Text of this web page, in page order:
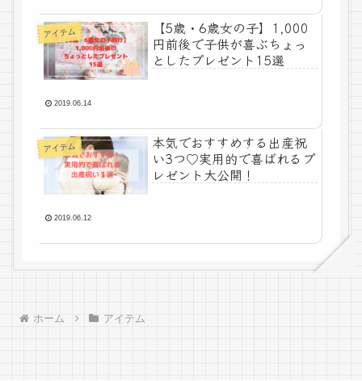
アイテム
【5歳・6歳女の子】1,000
円前後で子供が喜ぶちょっ
としたプレゼント15選
2019.06.14
アイテム
本気でおすすめする出産祝
い3つ♡実用的で喜ばれるプ
レゼント大公開！
2019.06.12
ホーム アイテム